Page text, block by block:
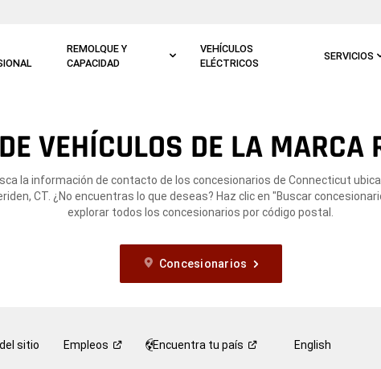
REMOLQUE Y
CAPACIDAD
VEHÍCULOS
ELÉCTRICOS
SERVICIOS
VEHÍCULOS DE LA MARCA
la información de contacto de los concesionarios de Connecticut
CT. ¿No encuentras lo que deseas? Haz clic en "Buscar
explorar todos los concesionarios por código postal.
Concesionarios
sitio Empleos Encuentra tu país English